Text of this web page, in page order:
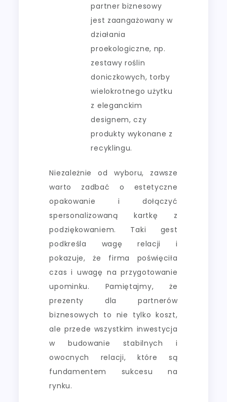
partner biznesowy
jest zaangażowany w
działania
proekologiczne, np.
zestawy roślin
doniczkowych, torby
wielokrotnego użytku
z eleganckim
designem, czy
produkty wykonane z
recyklingu.
Niezależnie od wyboru, zawsze
warto zadbać o estetyczne
opakowanie i dołączyć
spersonalizowaną kartkę z
podziękowaniem. Taki gest
podkreśla wagę relacji i
pokazuje, że firma poświęciła
czas i uwagę na przygotowanie
upominku. Pamiętajmy, że
prezenty dla partnerów
biznesowych to nie tylko koszt,
ale przede wszystkim inwestycja
w budowanie stabilnych i
owocnych relacji, które są
fundamentem sukcesu na
rynku.